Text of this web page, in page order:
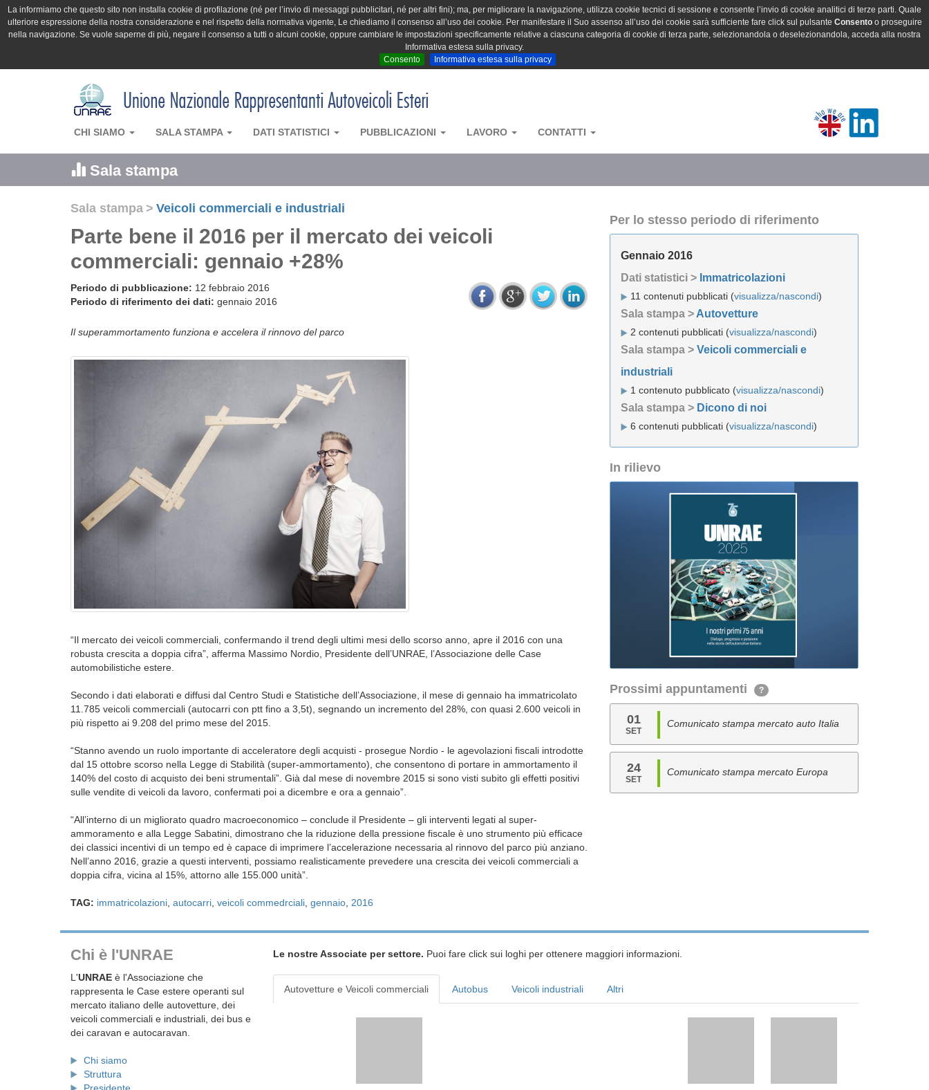
La informiamo che questo sito non installa cookie di profilazione (né per l’invio di messaggi pubblicitari, né per altri fini); ma, per migliorare la navigazione, utilizza cookie tecnici di sessione e consente l’invio di cookie analitici di terze parti. Quale
ulteriore espressione della nostra considerazione e nel rispetto della normativa vigente, Le chiediamo il consenso all’uso dei cookie. Per manifestare il Suo assenso all’uso dei cookie sarà sufficiente fare click sul pulsante Consentoo proseguire
nella navigazione. Se vuole saperne di più, negare il consenso a tutti o alcuni cookie, oppure cambiare le impostazioni specificamente relative a ciascuna categoria di cookie di terza parte, selezionandola o deselezionandola, acceda alla nostra
Informativa estesa sulla privacy.
Consento
Informativa estesa sulla privacy
CHI SIAMO SALA STAMPA DATI STATISTICI PUBBLICAZIONI LAVORO CONTATTI
Sala stampa
Sala stampa > Veicoli commerciali e industriali
Parte bene il 2016 per il mercato dei veicoli
commerciali: gennaio +28%
Periodo di pubblicazione: 12 febbraio 2016
Periodo di riferimento dei dati: gennaio 2016
Il superammortamento funziona e accelera il rinnovo del parco
“Il mercato dei veicoli commerciali, confermando il trend degli ultimi mesi dello scorso anno, apre il 2016 con una
robusta crescita a doppia cifra”, afferma Massimo Nordio, Presidente dell’UNRAE, l’Associazione delle Case
automobilistiche estere.
Secondo i dati elaborati e diffusi dal Centro Studi e Statistiche dell’Associazione, il mese di gennaio ha immatricolato
11.785 veicoli commerciali (autocarri con ptt fino a 3,5t), segnando un incremento del 28%, con quasi 2.600 veicoli in
più rispetto ai 9.208 del primo mese del 2015.
“Stanno avendo un ruolo importante di acceleratore degli acquisti - prosegue Nordio - le agevolazioni fiscali introdotte
dal 15 ottobre scorso nella Legge di Stabilità (super-ammortamento), che consentono di portare in ammortamento il
140% del costo di acquisto dei beni strumentali”. Già dal mese di novembre 2015 si sono visti subito gli effetti positivi
sulle vendite di veicoli da lavoro, confermati poi a dicembre e ora a gennaio”.
“All’interno di un migliorato quadro macroeconomico – conclude il Presidente – gli interventi legati al super-
ammoramento e alla Legge Sabatini, dimostrano che la riduzione della pressione fiscale è uno strumento più efficace
dei classici incentivi di un tempo ed è capace di imprimere l’accelerazione necessaria al rinnovo del parco più anziano.
Nell’anno 2016, grazie a questi interventi, possiamo realisticamente prevedere una crescita dei veicoli commerciali a
doppia cifra, vicina al 15%, attorno alle 155.000 unità”.
TAG: immatricolazioni autocarri veicoli commedrciali gennaio 2016
Per lo stesso periodo di riferimento
Gennaio 2016
Dati statistici > Immatricolazioni
11 contenuti pubblicati (visualizza/nascondi)
Sala stampa > Autovetture
2 contenuti pubblicati (visualizza/nascondi)
Sala stampa > Veicoli commerciali e
industriali
1 contenuto pubblicato (visualizza/nascondi)
Sala stampa > Dicono di noi
6 contenuti pubblicati (visualizza/nascondi)
In rilievo
Prossimi appuntamenti ?
01
SET
Comunicato stampa mercato auto Italia
24
SET
Comunicato stampa mercato Europa
Chi è l'UNRAE
L'UNRAE è l'Associazione che
rappresenta le Case estere operanti sul
mercato italiano delle autovetture, dei
veicoli commerciali e industriali, dei bus e
dei caravan e autocaravan.
Chi siamo
Struttura
Le nostre Associate per settore. Puoi fare click sui loghi per ottenere maggiori informazioni.
Autovetture e Veicoli commerciali Autobus Veicoli industriali Altri